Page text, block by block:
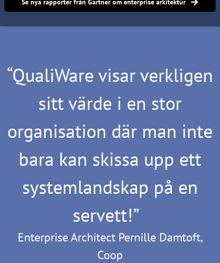
Se nya rapporter från Gartner om enterprise arkitektur
“QualiWare visar verkligen
sitt värde i en stor
organisation där man inte
bara kan skissa upp ett
systemlandskap på en
servett!”
Enterprise Architect Pernille Damtoft,
Coop